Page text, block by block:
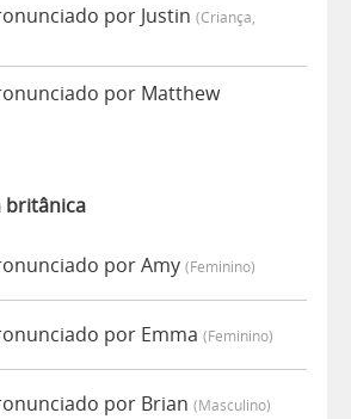
por Justin (criança,
por Matthew
britânica
por Amy (feminino)
por Emma (feminino)
por Brian (masculino)